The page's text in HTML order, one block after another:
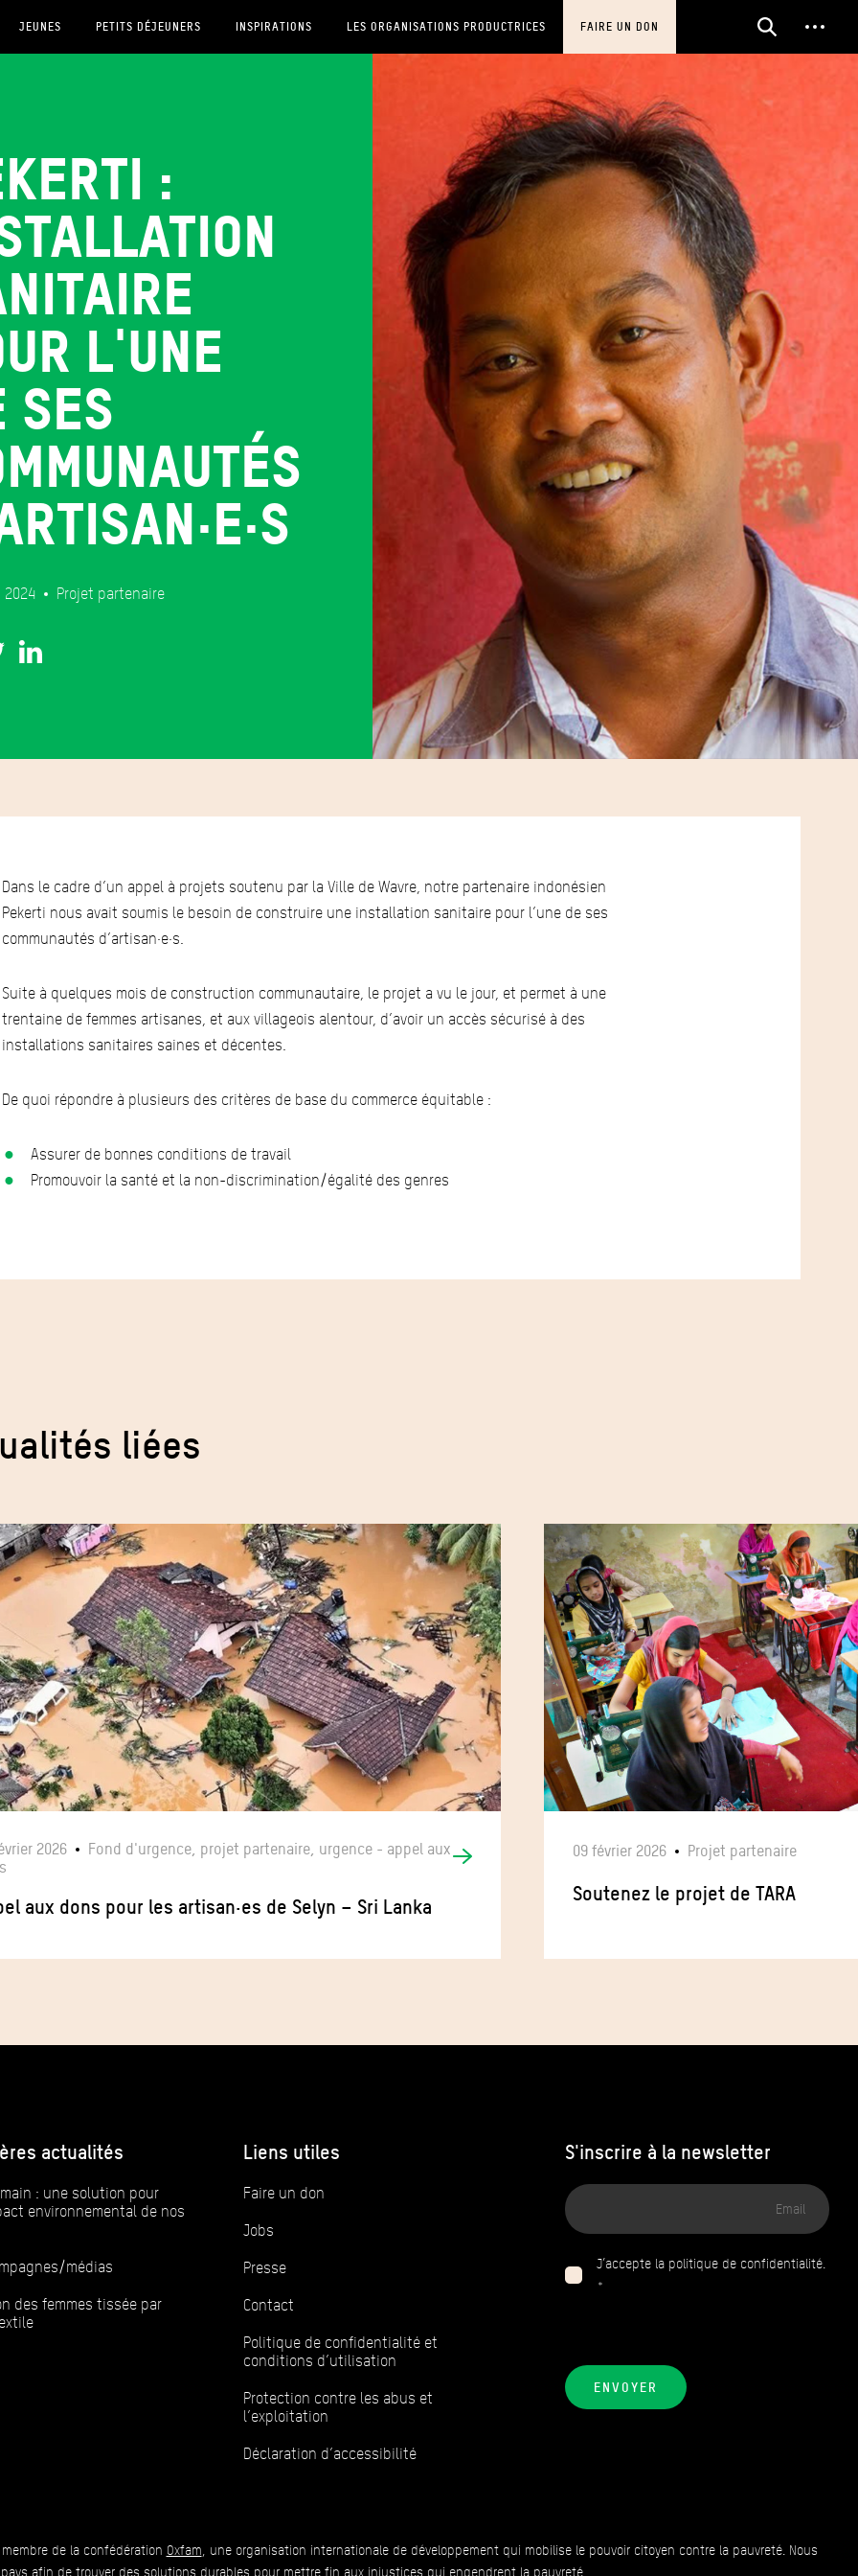
JEUNES PETITS DÉJEUNERS INSPIRATIONS LES ORGANISATIONS PRODUCTRICES FAIRE UN DON
:
l'une
ses
Projet partenaire
Dans le cadre d’un appel à projets soutenu par la Ville de Wavre, notre partenaire indonésien
Pekerti nous avait soumis le besoin de construire une installation sanitaire pour l’une de ses
communautés d’artisan·e·s.
Suite à quelques mois de construction communautaire, le projet a vu le jour, et permet à une
trentaine de femmes artisanes, et aux villageois alentour, d’avoir un accès sécurisé à des
installations sanitaires saines et décentes.
De quoi répondre à plusieurs des critères de base du commerce équitable :
Assurer de bonnes conditions de travail
Promouvoir la santé et la non-discrimination/égalité des genres
liées
2026
Fond d'urgence, projet partenaire, urgence - appel aux
aux dons pour les artisan·es de Selyn – Sri Lanka
09 février 2026 Projet partenaire
Soutenez le projet de TARA
actualités
: une solution pour
environnemental de nos
médias
des femmes tissée par
Liens utiles
Faire un don
Jobs
Presse
Contact
Politique de confidentialité et
conditions d’utilisation
Protection contre les abus et
l’exploitation
Déclaration d’accessibilité
S'inscrire à la newsletter
Adresse
email
J’accepte la politique de confidentialité.
*
ENVOYER
de la confédération Oxfam, une organisation internationale de développement qui mobilise le pouvoir citoyen contre la pauvreté. Nous
afin de trouver des solutions durables pour mettre fin aux injustices qui engendrent la pauvreté.